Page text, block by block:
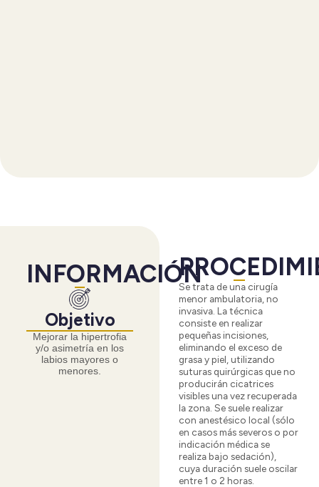
INFORMACIÓN
Objetivo
Mejorar la hipertrofia
y/o asimetría en los
labios mayores o
menores.
Se trata de una cirugía
menor ambulatoria, no
invasiva. La técnica
consiste en realizar
pequeñas incisiones,
eliminando el exceso de
grasa y piel, utilizando
suturas quirúrgicas que no
producirán cicatrices
visibles una vez recuperada
la zona. Se suele realizar
con anestésico local (sólo
en casos más severos o por
indicación médica se
realiza bajo sedación),
cuya duración suele oscilar
entre 1 o 2 horas.